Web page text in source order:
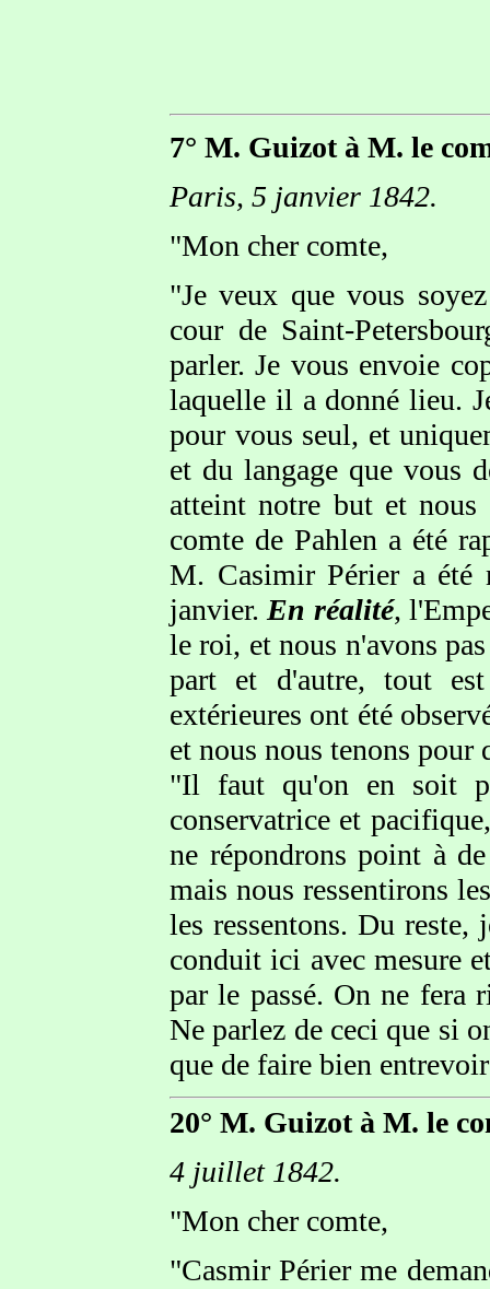
7° M. Guizot à M. le
Paris, 5 janvier 1842.
"Mon cher comte,
"Je veux que vous
cour de Saint-
parler. Je vous envoie
laquelle il a donné lieu.
pour vous seul, et
et du langage que vous
atteint notre but et
comte de Pahlen a été
M. Casimir Périer a été
janvier. En réalité,
le roi, et nous n'avons
part et d'autre, tout
extérieures ont été
et nous nous tenons pour
"Il faut qu'on en soit
conservatrice et
ne répondrons point à
mais nous ressentirons
les ressentons. Du
conduit ici avec mesure
par le passé. On ne fera
Ne parlez de ceci que si
que de faire bien
20° M. Guizot à M. le
4 juillet 1842.
"Mon cher comte,
"Casmir Périer me